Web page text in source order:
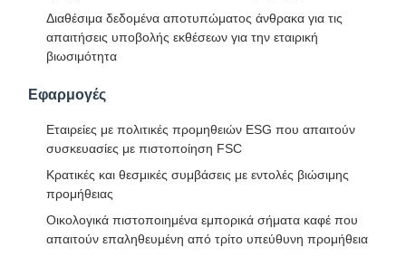
Διαθέσιμα δεδομένα αποτυπώματος άνθρακα για τις
απαιτήσεις υποβολής εκθέσεων για την εταιρική
βιωσιμότητα
Εφαρμογές
Εταιρείες με πολιτικές προμηθειών ESG που απαιτούν
συσκευασίες με πιστοποίηση FSC
Κρατικές και θεσμικές συμβάσεις με εντολές βιώσιμης
προμήθειας
Οικολογικά πιστοποιημένα εμπορικά σήματα καφέ που
απαιτούν επαληθευμένη από τρίτο υπεύθυνη προμήθεια